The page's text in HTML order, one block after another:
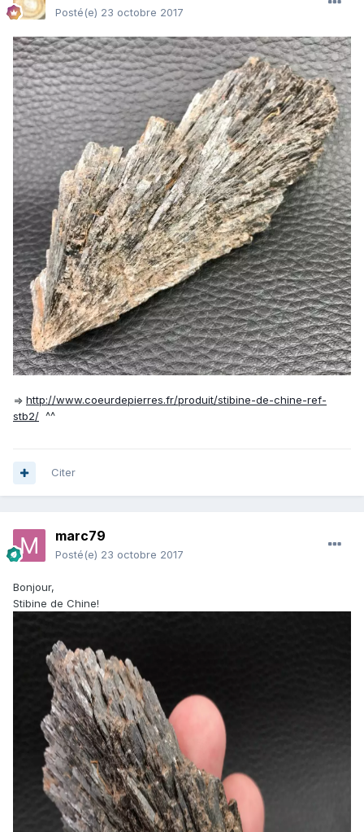
Posté(e) 23 octobre 2017
=> http://www.coeurdepierres.fr/produit/stibine-de-chine-ref-
stb2/ ^^
Citer
marc79
Posté(e) 23 octobre 2017
Bonjour,
Stibine de Chine!